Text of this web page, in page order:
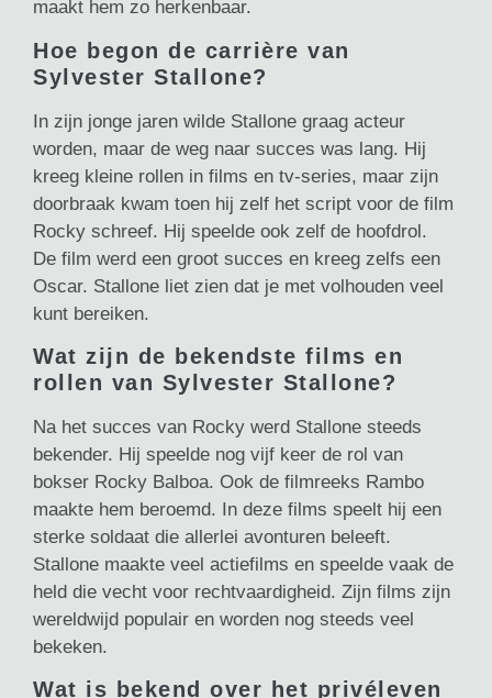
maakt hem zo herkenbaar.
Hoe begon de carrière van
Sylvester Stallone?
In zijn jonge jaren wilde Stallone graag acteur
worden, maar de weg naar succes was lang. Hij
kreeg kleine rollen in films en tv-series, maar zijn
doorbraak kwam toen hij zelf het script voor de film
Rocky schreef. Hij speelde ook zelf de hoofdrol.
De film werd een groot succes en kreeg zelfs een
Oscar. Stallone liet zien dat je met volhouden veel
kunt bereiken.
Wat zijn de bekendste films en
rollen van Sylvester Stallone?
Na het succes van Rocky werd Stallone steeds
bekender. Hij speelde nog vijf keer de rol van
bokser Rocky Balboa. Ook de filmreeks Rambo
maakte hem beroemd. In deze films speelt hij een
sterke soldaat die allerlei avonturen beleeft.
Stallone maakte veel actiefilms en speelde vaak de
held die vecht voor rechtvaardigheid. Zijn films zijn
wereldwijd populair en worden nog steeds veel
bekeken.
Wat is bekend over het privéleven